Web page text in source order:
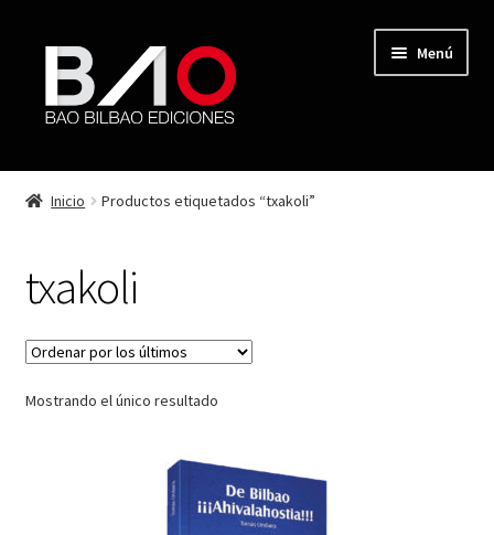
Menú
TIENDA
AUTORES
REVISTA BAO
CONTACTO
FINALIZAR COMPRA
Inicio Productos etiquetados “txakoli”
txakoli
Mostrando el único resultado